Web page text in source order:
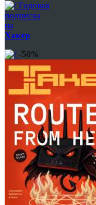
Годовая
подписка
на
Хакер
-50%